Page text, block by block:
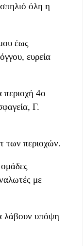
όλη η
έως
ευρεία
περιοχή 4ο
Γ.
των περιοχών.
με
λάβουν υπόψη